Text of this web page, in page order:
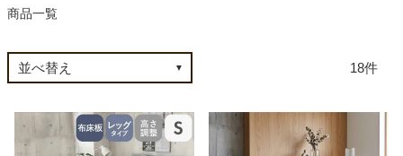
最短発送 冷感寝具 ウィルトンラ
商品一覧
18